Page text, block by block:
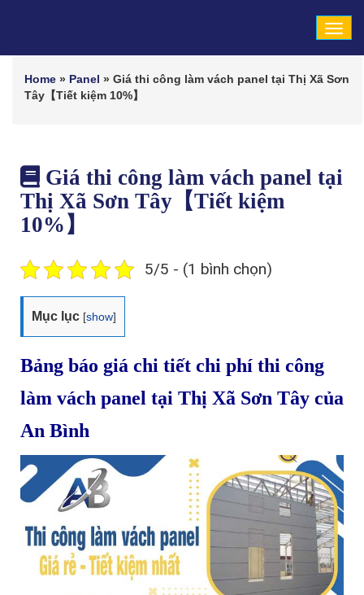
Home » Panel » Giá thi công làm vách panel tại Thị Xã Sơn
Tây【Tiết kiệm 10%】
Giá thi công làm vách panel tại
Thị Xã Sơn Tây【Tiết kiệm
10%】
5/5 - (1 bình chọn)
Mục lục [show]
Bảng báo giá chi tiết chi phí thi công
làm vách panel tại Thị Xã Sơn Tây của
An Bình